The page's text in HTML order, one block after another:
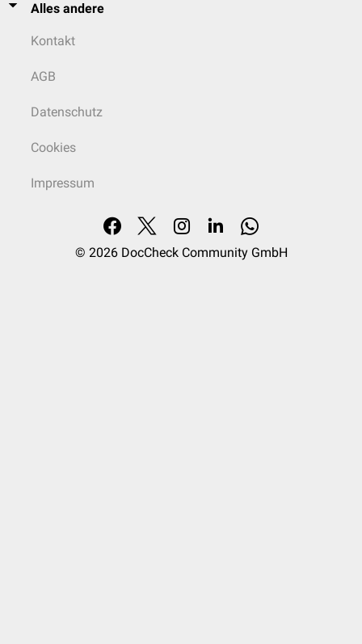
Alles andere
Kontakt
AGB
Datenschutz
Cookies
Impressum
© 2026 DocCheck Community GmbH